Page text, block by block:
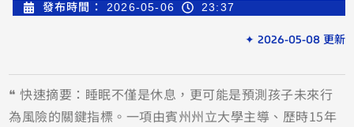
發布時間： 2026-05-06 23:37
✦ 2026-05-08 更新
❝ 快速摘要：睡眠不僅是休息，更可能是預測孩子未來行
為風險的關鍵指標。一項由賓州州立大學主導、歷時15年